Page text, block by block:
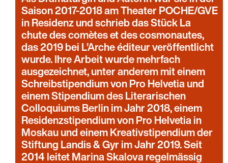
Saison 2017-2018 am Theater POCHE/GVE
in Residenz und schrieb das Stück La
chute des comètes et des cosmonautes,
das 2019 bei L’Arche éditeur veröffentlicht
wurde. Ihre Arbeit wurde mehrfach
ausgezeichnet, unter anderem mit einem
Schreibstipendium von Pro Helvetia und
einem Stipendium des Literarischen
Colloquiums Berlin im Jahr 2018, einem
Residenzstipendium von Pro Helvetia in
Moskau und einem Kreativstipendium der
Stiftung Landis & Gyr im Jahr 2019. Seit
2014 leitet Marina Skalova regelmässig